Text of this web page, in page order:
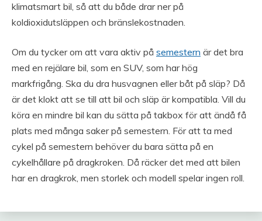
klimatsmart bil, så att du både drar ner på
koldioxidutsläppen och bränslekostnaden.
Om du tycker om att vara aktiv på semestern är det bra
med en rejälare bil, som en SUV, som har hög
markfrigång. Ska du dra husvagnen eller båt på släp? Då
är det klokt att se till att bil och släp är kompatibla. Vill du
köra en mindre bil kan du sätta på takbox för att ändå få
plats med många saker på semestern. För att ta med
cykel på semestern behöver du bara sätta på en
cykelhållare på dragkroken. Då räcker det med att bilen
har en dragkrok, men storlek och modell spelar ingen roll.